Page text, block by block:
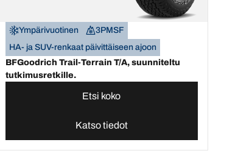
Ympärivuotinen
3PMSF
HA- ja SUV-renkaat päivittäiseen ajoon
BFGoodrich Trail-Terrain T/A, suunniteltu
tutkimusretkille.
Etsi koko
Katso tiedot